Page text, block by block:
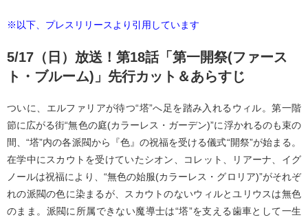
※以下、プレスリリースより引用しています
5/17（日）放送！第18話「第一開祭(ファース
ト・ブルーム)」先行カット＆あらすじ
ついに、エルファリアが待つ“塔”へ足を踏み入れるウィル。第一階
節に広がる街“無色の庭(カラーレス・ガーデン)”に浮かれるのも束の
間、“塔”内の各派閥から『色』の祝福を受ける儀式“開祭”が始まる。
在学中にスカウトを受けていたシオン、コレット、リアーナ、イグ
ノールは祝福により、“無色の始服(カラーレス・グロリア)”がそれぞ
れの派閥の色に染まるが、スカウトのないウィルとユリウスは無色
のまま。派閥に所属できない魔導士は“塔”を支える歯車として一生